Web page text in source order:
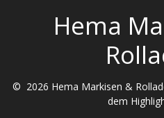
Hema
© 2026 Hema Markisen &
dem